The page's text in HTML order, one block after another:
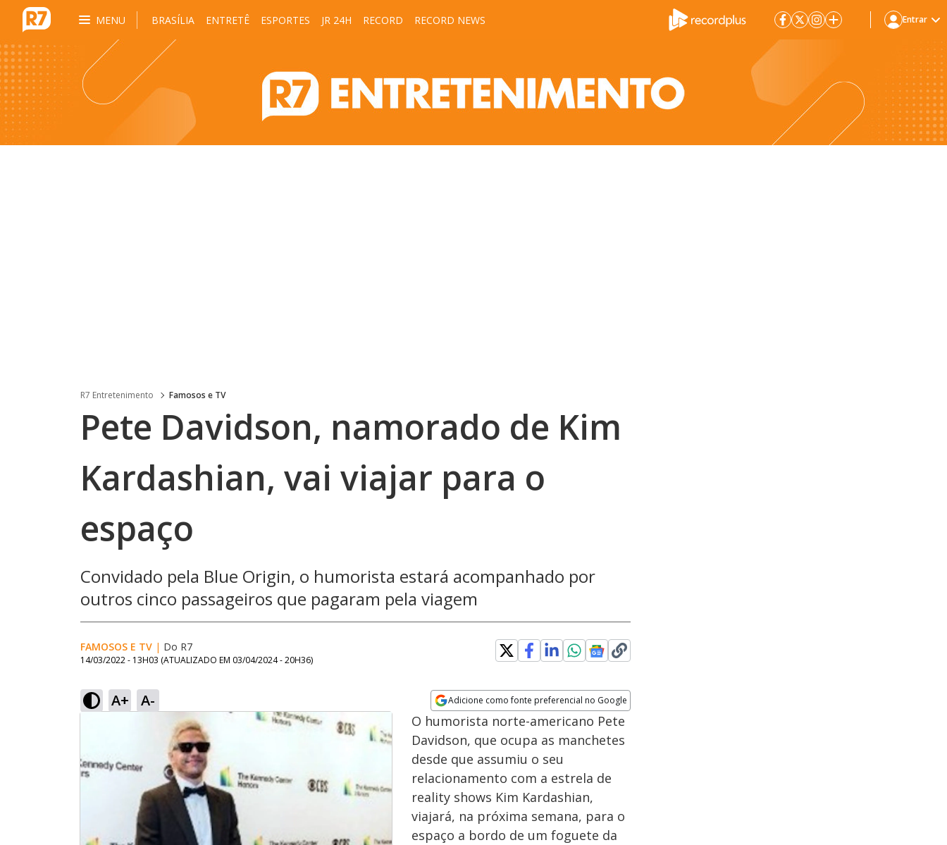
MENU BRASÍLIA ENTRETÊ ESPORTES JR 24H RECORD RECORD NEWS Entrar
R7 Entretenimento Famosos e TV
Pete Davidson, namorado de Kim
Kardashian, vai viajar para o
espaço
Convidado pela Blue Origin, o humorista estará acompanhado por
outros cinco passageiros que pagaram pela viagem
FAMOSOS E TV | Do R7
14/03/2022 - 13H03 (ATUALIZADO EM 03/04/2024 - 20H36)
A+ A- Adicione como fonte preferencial no Google
Opens in new window
O humorista norte-americano Pete
Davidson, que ocupa as manchetes
desde que assumiu o seu
relacionamento com a estrela de
reality shows Kim Kardashian,
viajará, na próxima semana, para o
espaço a bordo de um foguete da